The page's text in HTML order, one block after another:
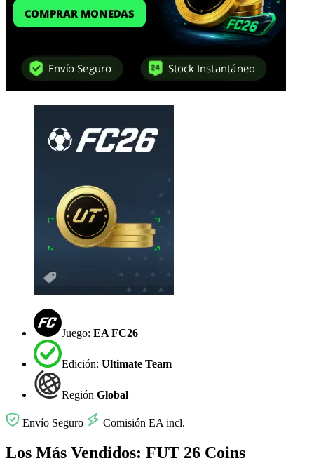
Juego: EA FC26
Edición: Ultimate Team
Región Global
Envío Seguro Comisión EA incl.
Los Más Vendidos: FUT 26 Coins